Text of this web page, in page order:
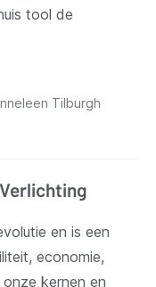
tool de
Tilburgh
en is een
economie,
kernen en